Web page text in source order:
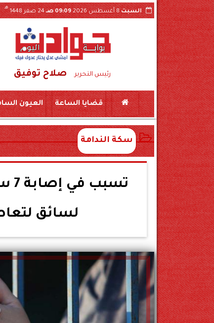
السبت8 أغسطس 2026 09:09 صـ 24 صفر 1448
هـ
رئيس التحرير صلاح توفيق
حبس «لواء مزيف» ومستشار وهمي 3 سنوات بتهمة بمركز المراغة سوهاج
قضايا الساعة العيون
سكة الندامة
لسائق